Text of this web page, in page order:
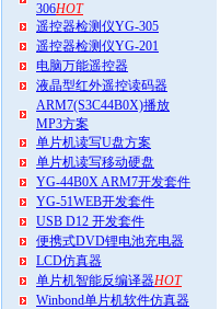
306HOT
遥控器检测仪YG-305
遥控器检测仪YG-201
电脑万能遥控器
液晶型红外遥控读码器
ARM7(S3C44B0X)播放
MP3方案
单片机读写U盘方案
单片机读写移动硬盘
YG-44B0X ARM7开发套件
YG-51WEB开发套件
USB D12 开发套件
便携式DVD锂电池充电器
LCD仿真器
单片机智能反编译器HOT
Winbond单片机软件仿真器